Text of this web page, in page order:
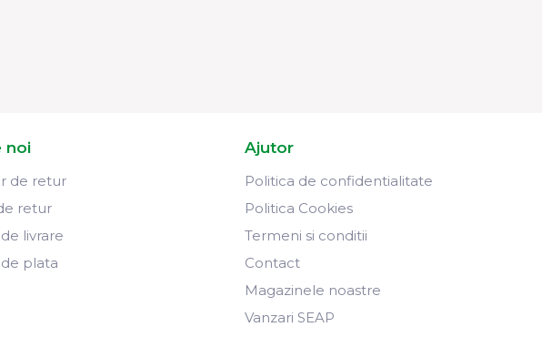
noi
de retur
retur
livrare
plata
Ajutor
Politica de confidentialitate
Politica Cookies
Termeni si conditii
Contact
Magazinele noastre
Vanzari SEAP